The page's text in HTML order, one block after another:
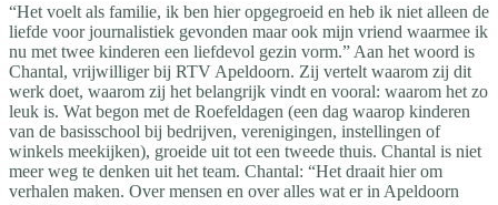
“Het voelt als familie, ik ben hier opgegroeid en heb ik niet alleen de
liefde voor journalistiek gevonden maar ook mijn vriend waarmee ik
nu met twee kinderen een liefdevol gezin vorm.” Aan het woord is
Chantal, vrijwilliger bij RTV Apeldoorn. Zij vertelt waarom zij dit
werk doet, waarom zij het belangrijk vindt en vooral: waarom het zo
leuk is. Wat begon met de Roefeldagen (een dag waarop kinderen
van de basisschool bij bedrijven, verenigingen, instellingen of
winkels meekijken), groeide uit tot een tweede thuis. Chantal is niet
meer weg te denken uit het team. Chantal: “Het draait hier om
verhalen maken. Over mensen en over alles wat er in Apeldoorn